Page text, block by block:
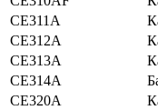
CE311A
CE312A
CE313A
CE314A
CE320A